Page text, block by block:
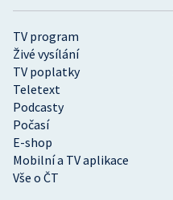
TV program
Živé vysílání
TV poplatky
Teletext
Podcasty
Počasí
E-shop
Mobilní a TV aplikace
Vše o ČT